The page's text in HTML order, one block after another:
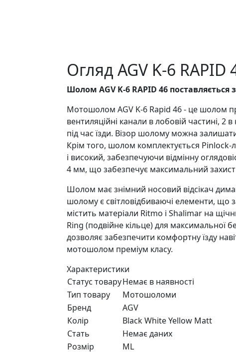
Огляд AGV K-6 RAPID
Шолом AGV K-6 RAPID 46
Мотошолом AGV K-6 Rapid 46 - це шолом
вентиляційні канали в лобовій частині, 2
під час їзди. Візор шолому можна
Крім того, шолом комплектується Pinlock-
і високий, забезпечуючи відмінну
4 мм, що забезпечує максимальний захист
Шолом має знімний носовий відсікач
шолому є світловідбиваючі елементи, що
містить матеріали Ritmo і Shalimar на
Ring (подвійне кільце) для максимальної
дозволяє забезпечити комфортну їзду
мотошолом преміум класу.
Характеристики
Статус товаруНемає в наявності
Тип товару
Мотошоломи
Бренд
AGV
Колір
Black White Yellow Matt
Стать
Немає даних
Розмір
ML